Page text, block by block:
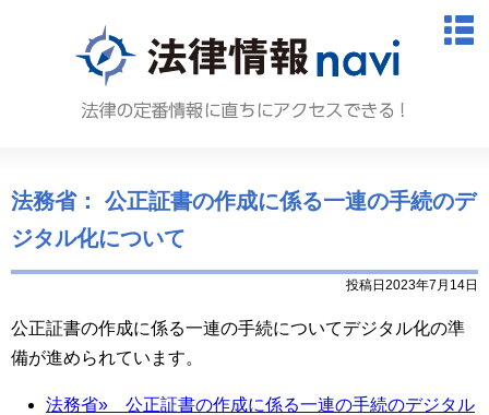
法律情
法務省： 公正証書の作成に係る一連の手続のデ
ジタル化について
投稿日2023年7月14日
公正証書の作成に係る一連の手続についてデジタル化の準
備が進められています。
法務省» 公正証書の作成に係る一連の手続のデジタル